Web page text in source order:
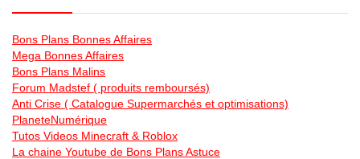
Bons Plans Bonnes Affaires
Mega Bonnes Affaires
Bons Plans Malins
Forum Madstef ( produits remboursés)
Anti Crise ( Catalogue Supermarchés et optimisations)
PlaneteNumérique
Tutos Videos Minecraft & Roblox
La chaine Youtube de Bons Plans Astuce